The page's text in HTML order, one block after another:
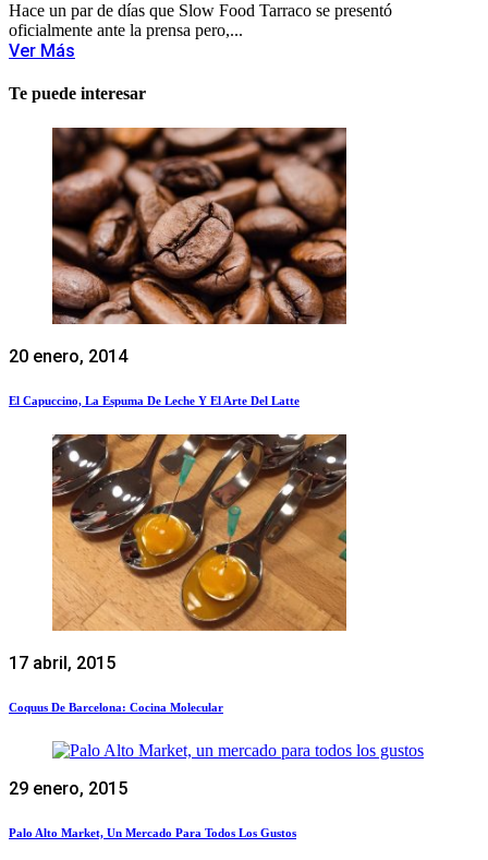
Hace un par de días que Slow Food Tarraco se presentó
oficialmente ante la prensa pero,...
Ver Más
Te puede interesar
20 enero, 2014
El Capuccino, La Espuma De Leche Y El Arte Del Latte
17 abril, 2015
Coquus De Barcelona: Cocina Molecular
29 enero, 2015
Palo Alto Market, Un Mercado Para Todos Los Gustos